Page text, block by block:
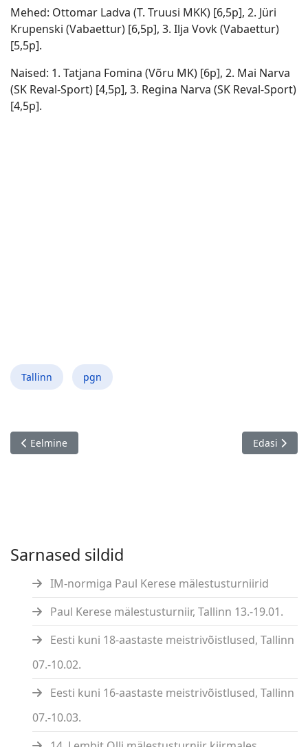
Mehed: Ottomar Ladva (T. Truusi MKK) [6,5p], 2. Jüri
Krupenski (Vabaettur) [6,5p], 3. Ilja Vovk (Vabaettur)
[5,5p].
Naised: 1. Tatjana Fomina (Võru MK) [6p], 2. Mai Narva
(SK Reval-Sport) [4,5p], 3. Regina Narva (SK Reval-Sport)
[4,5p].
Tallinn pgn
Eelmine artikkel: Eesti kuni 12-aastaste meistrivõistlused,
Eelmine Järgmine
Edasi
Sarnased sildid
IM-normiga Paul Kerese mälestusturniirid
Paul Kerese mälestusturniir, Tallinn 13.-19.01.
Eesti kuni 18-aastaste meistrivõistlused, Tallinn
07.-10.02.
Eesti kuni 16-aastaste meistrivõistlused, Tallinn
07.-10.03.